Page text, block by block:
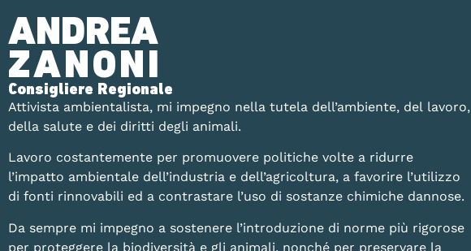
ANDREA
ZANONI
Consigliere Regionale
Attivista ambientalista, mi impegno nella tutela dell’ambiente, del lavoro,
della salute e dei diritti degli animali.
Lavoro costantemente per promuovere politiche volte a ridurre
l’impatto ambientale dell’industria e dell’agricoltura, a favorire l’utilizzo
di fonti rinnovabili ed a contrastare l’uso di sostanze chimiche dannose.
Da sempre mi impegno a sostenere l’introduzione di norme più rigorose
per proteggere la biodiversità e gli animali, nonché per preservare la